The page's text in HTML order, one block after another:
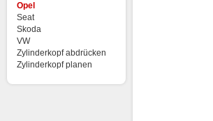
Opel
Seat
Skoda
VW
Zylinderkopf abdrücken
Zylinderkopf planen